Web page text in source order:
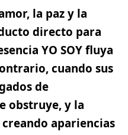
la paz y la
directo para
YO SOY fluya
cuando sus
de
obstruye, y la
apariencias